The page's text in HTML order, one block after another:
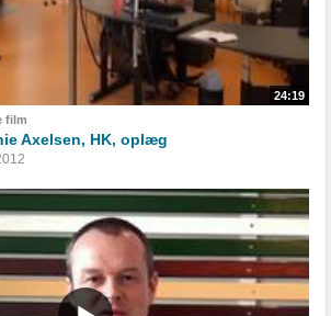
24:19
film
Axelsen, HK, oplæg